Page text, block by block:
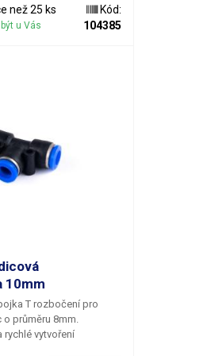
než 25 ks
u Vás
Kód:
104385
10mm
T rozbočení pro
průměru 8mm.
rychlé vytvoření